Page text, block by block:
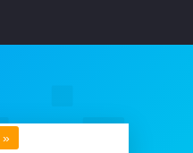
»